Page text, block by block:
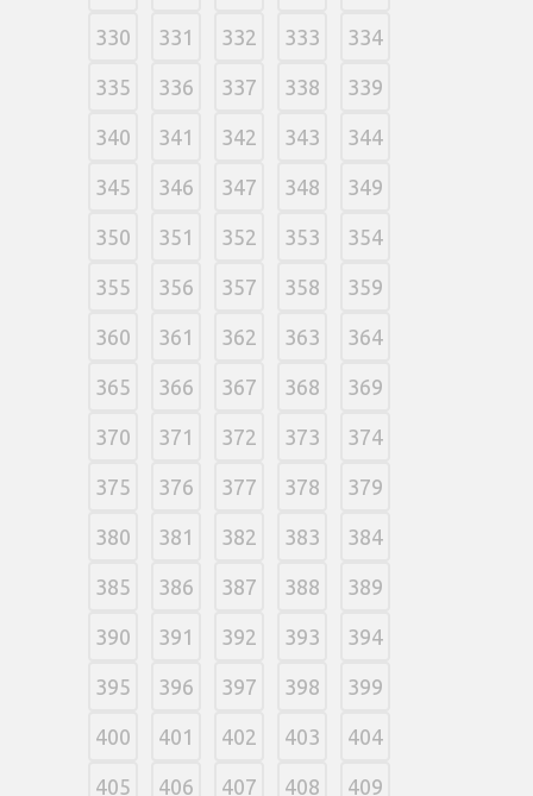
330 331 332 333 334
335 336 337 338 339
340 341 342 343 344
345 346 347 348 349
350 351 352 353 354
355 356 357 358 359
360 361 362 363 364
365 366 367 368 369
370 371 372 373 374
375 376 377 378 379
380 381 382 383 384
385 386 387 388 389
390 391 392 393 394
395 396 397 398 399
400 401 402 403 404
405 406 407 408 409